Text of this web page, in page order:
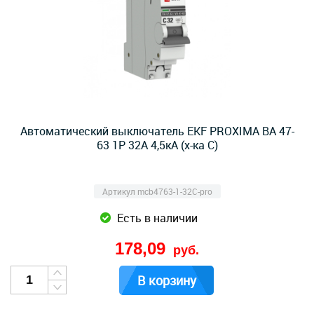
Автоматический выключатель EKF PROXIMA ВА 47-
63 1Р 32А 4,5кА (х-ка C)
Артикул mcb4763-1-32C-pro
Есть в наличии
178,09 руб.
В корзину